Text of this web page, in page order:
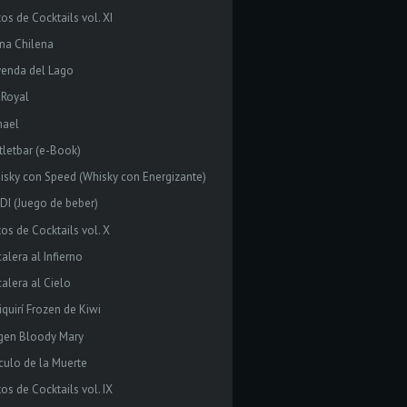
de Cocktails vol. XI
Chilena
del Lago
(e-Book)
con Speed (Whisky con Energizante)
(Juego de beber)
de Cocktails vol. X
al Infierno
al Cielo
Frozen de Kiwi
Bloody Mary
de la Muerte
de Cocktails vol. IX